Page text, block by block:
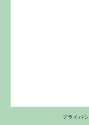
プライバ